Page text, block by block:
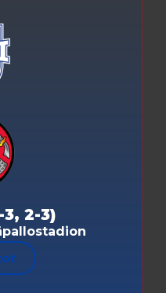
3, 2-3)